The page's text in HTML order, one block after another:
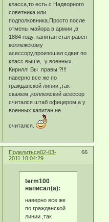
класса,то есть с Надворного
советника или
подполковника.Просто после
отмены майора в армии ,в
1884 году, капитан стал равен
коллежскому
асессору,произошел сдвиг по
класс выше, у военных.
Кирилл! Вы правы ?!!!
наверно все же по
гражданской линии ,так
скажем ,коллежский асессор
считался штаб офицером,а у
военных капитан не
считался.
Поделиться 66
02-03-
2011 10:04:29
term100
написал(а):
наверно все же
по гражданской
линии ,так